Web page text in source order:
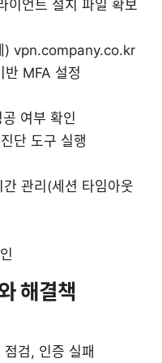
이언트 설치 파일 확보
) vpn.company.co.kr
반 MFA 설정
여부 확인
단 도구 실행
관리(세션 타임아웃
해결책
검, 인증 실패